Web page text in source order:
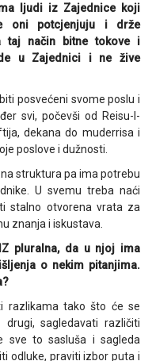
ljudi iz Zajednice koji
oni potcjenjuju i drže
taj način bitne tokove i
u Zajednici i ne žive
posvećeni svome poslu i
svi, počevši od Reisu-l-
dekana do muderrisa i
poslove i dužnosti.
struktura pa ima potrebu
U svemu treba naći
stalno otvorena vrata za
znanja i iskustava.
pluralna, da u njoj ima
o nekim pitanjima.
razlikama tako što će se
sagledavati različiti
sve to sasluša i sagleda
odluke, praviti izbor puta i